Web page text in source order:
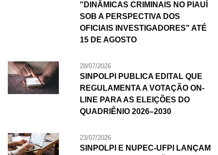
"DINÂMICAS CRIMINAIS NO PIAUÍ
SOB A PERSPECTIVA DOS
OFICIAIS INVESTIGADORES" ATÉ
15 DE AGOSTO
28/07/2026
SINPOLPI PUBLICA EDITAL QUE
REGULAMENTA A VOTAÇÃO ON-
LINE PARA AS ELEIÇÕES DO
QUADRIÊNIO 2026–2030
23/07/2026
SINPOLPI E NUPEC-UFPI LANÇAM